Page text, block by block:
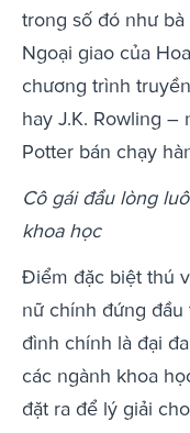
trong số đó như
Ngoại giao của
chương trình
hay J.K. Rowling –
Potter bán chạy
Cô gái đầu lòng
khoa học
Điểm đặc biệt thú
nữ chính đứng
đình chính là đại
các ngành khoa
đặt ra để lý giải